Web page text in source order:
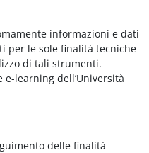
informazioni e dati
per le sole finalità tecniche
di tali strumenti.
learning dell’Università
delle finalità